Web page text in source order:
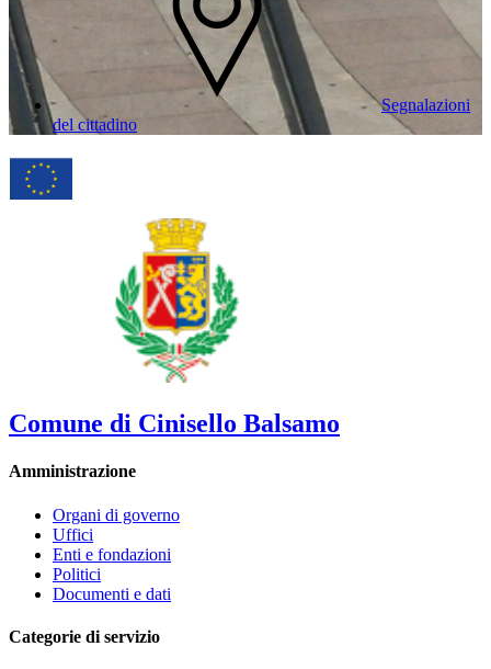
Segnalazioni
del cittadino
Comune di Cinisello Balsamo
Amministrazione
Organi di governo
Uffici
Enti e fondazioni
Politici
Documenti e dati
Categorie di servizio